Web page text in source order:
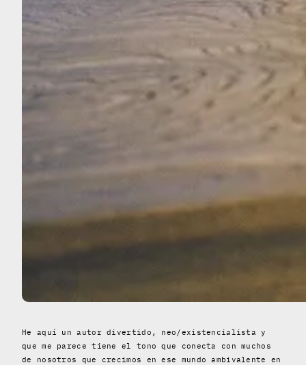
He aquí un autor divertido, neo/existencialista y
que me parece tiene el tono que conecta con muchos
de nosotros que crecimos en ese mundo ambivalente en